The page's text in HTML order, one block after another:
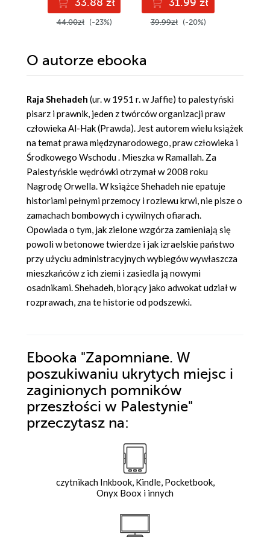
44.00zł (-23%) 39.99zł (-20%)
O autorze ebooka
Raja Shehadeh (ur. w 1951 r. w Jaffie) to palestyński
pisarz i prawnik, jeden z twórców organizacji praw
człowieka Al-Hak (Prawda). Jest autorem wielu książek
na temat prawa międzynarodowego, praw człowieka i
Środkowego Wschodu . Mieszka w Ramallah. Za
Palestyńskie wędrówki otrzymał w 2008 roku
Nagrodę Orwella. W książce Shehadeh nie epatuje
historiami pełnymi przemocy i rozlewu krwi, nie pisze o
zamachach bombowych i cywilnych ofiarach.
Opowiada o tym, jak zielone wzgórza zamieniają się
powoli w betonowe twierdze i jak izraelskie państwo
przy użyciu administracyjnych wybiegów wywłaszcza
mieszkańców z ich ziemi i zasiedla ją nowymi
osadnikami. Shehadeh, biorący jako adwokat udział w
rozprawach, zna te historie od podszewki.
Ebooka "Zapomniane. W
poszukiwaniu ukrytych miejsc i
zaginionych pomników
przeszłości w Palestynie"
przeczytasz na:
czytnikach Inkbook, Kindle, Pocketbook,
Onyx Boox i innych